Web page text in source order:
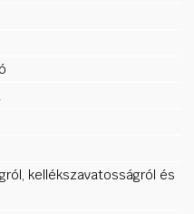
kellékszavatosságról és